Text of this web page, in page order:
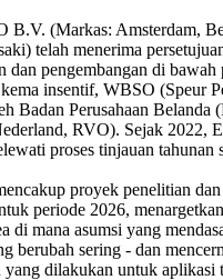
(Markas: Amsterdam,
telah menerima
dan pengembangan di bawah
insentif, WBSO (Speur
Badan Perusahaan Belanda
RVO). Sejak 2022,
proses tinjauan tahunan
proyek penelitian
periode 2026,
di mana asumsi yang
berubah sering - dan
yang dilakukan untuk aplikasi